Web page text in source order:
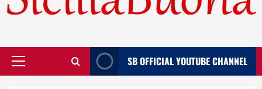
Menù
SB OFFICIAL YOUTUBE CHANNEL